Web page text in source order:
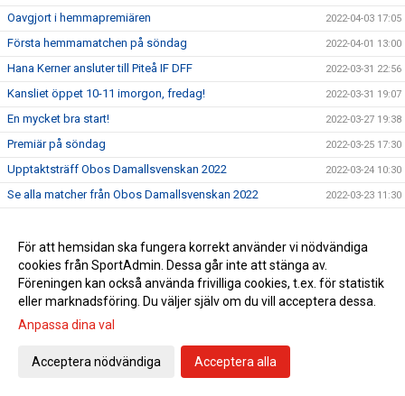
Oavgjort i hemmapremiären 2022-04-03 17:05
Första hemmamatchen på söndag 2022-04-01 13:00
Hana Kerner ansluter till Piteå IF DFF 2022-03-31 22:56
Kansliet öppet 10-11 imorgon, fredag! 2022-03-31 19:07
En mycket bra start! 2022-03-27 19:38
Premiär på söndag 2022-03-25 17:30
Upptaktsträff Obos Damallsvenskan 2022 2022-03-24 10:30
Se alla matcher från Obos Damallsvenskan 2022 2022-03-23 11:30
Träningsmatch mot Umeå på lördag 2022-03-18 12:45
Svenska Cupen avslutas med vinst 2022-03-13 16:21
Match 3 i Svenska Cupens gruppspel på LF 2022-03-11 13:00
Match 2 i Svenska Cupens Gruppspel
Träningsmatch Dam lördag 19/2 16:00
För att hemsidan ska fungera korrekt använder vi nödvändiga
cookies från SportAdmin. Dessa går inte att stänga av.
Föreningen kan också använda frivilliga cookies, t.ex. för statistik
eller marknadsföring. Du väljer själv om du vill acceptera dessa.
Anpassa dina val
Acceptera nödvändiga Acceptera alla